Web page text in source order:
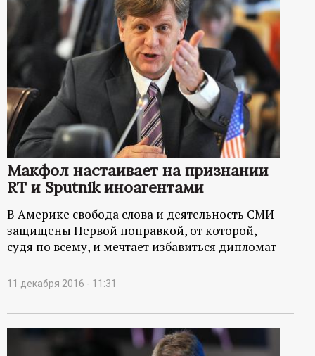
Макфол настаивает на признании
RT и Sputnik иноагентами
В Америке свобода слова и деятельность СМИ
защищены Первой поправкой, от которой,
судя по всему, и мечтает избавиться дипломат
11 декабря 2016 - 11:31